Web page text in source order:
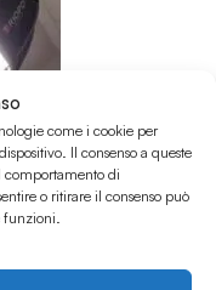
come i cookie per
Il consenso a queste
comportamento di
o ritirare il consenso può